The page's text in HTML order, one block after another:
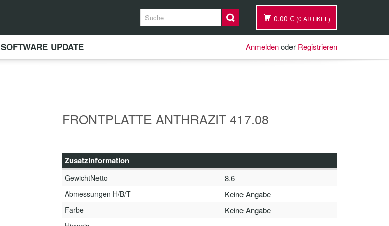
0,00 € (0 ARTIKEL)
SOFTWARE UPDATE Anmeldenoder Registrieren
FRONTPLATTE ANTHRAZIT 417.08
Zusatzinformation
GewichtNetto 8.6
Abmessungen H/B/T Keine Angabe
Farbe Keine Angabe